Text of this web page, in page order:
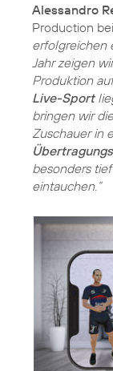
Alessandro
Production
erfolgreichen
Jahr zeigen
Produktion
Live-Sport
bringen wir
Zuschauer in
besonders
eintauchen.“